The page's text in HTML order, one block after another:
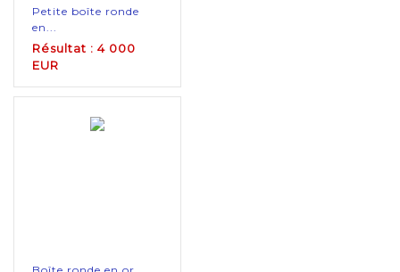
Petite boîte ronde
en...
Résultat : 4 000
EUR